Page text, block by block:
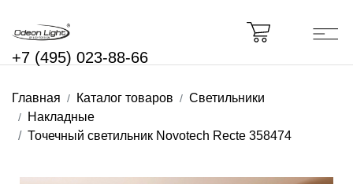
+7 (495) 023-88-66
Главная Каталог товаров
Светильники
Накладные
Точечный светильник Novotech Recte 358474